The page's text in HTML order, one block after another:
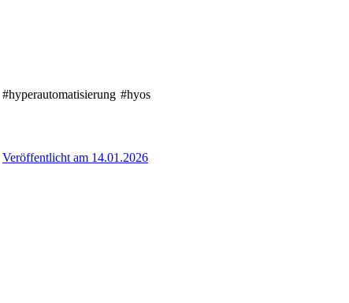
#hyperautomatisierung #hyos
Veröffentlicht am 14.01.2026